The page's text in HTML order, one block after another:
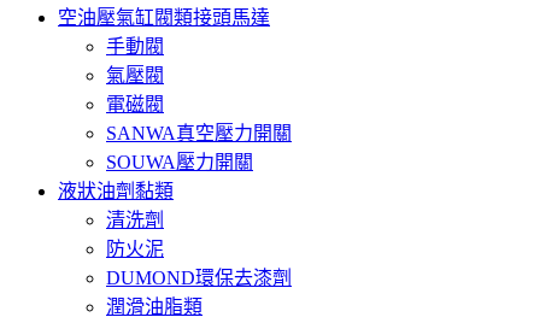
空油壓氣缸閥類接頭馬達
手動閥
氣壓閥
電磁閥
SANWA真空壓力開關
SOUWA壓力開關
液狀油劑黏類
清洗劑
防火泥
DUMOND環保去漆劑
潤滑油脂類